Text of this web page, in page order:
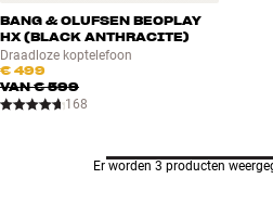
BANG & OLUFSEN BEOPLAY
HX (BLACK ANTHRACITE)
Draadloze koptelefoon
€ 499
VAN€ 599
168
Er worden 3 producten